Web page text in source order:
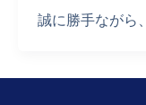
誠に勝手ながら